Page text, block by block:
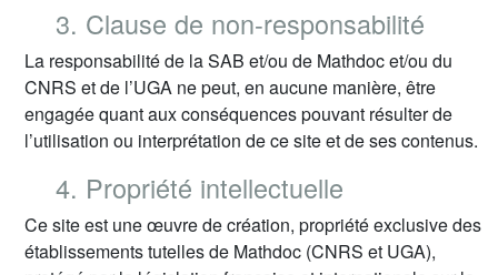
3. Clause de non-responsabilité
La responsabilité de la SAB et/ou de Mathdoc et/ou du
CNRS et de l’UGA ne peut, en aucune manière, être
engagée quant aux conséquences pouvant résulter de
l’utilisation ou interprétation de ce site et de ses contenus.
4. Propriété intellectuelle
Ce site est une œuvre de création, propriété exclusive des
établissements tutelles de Mathdoc (CNRS et UGA),